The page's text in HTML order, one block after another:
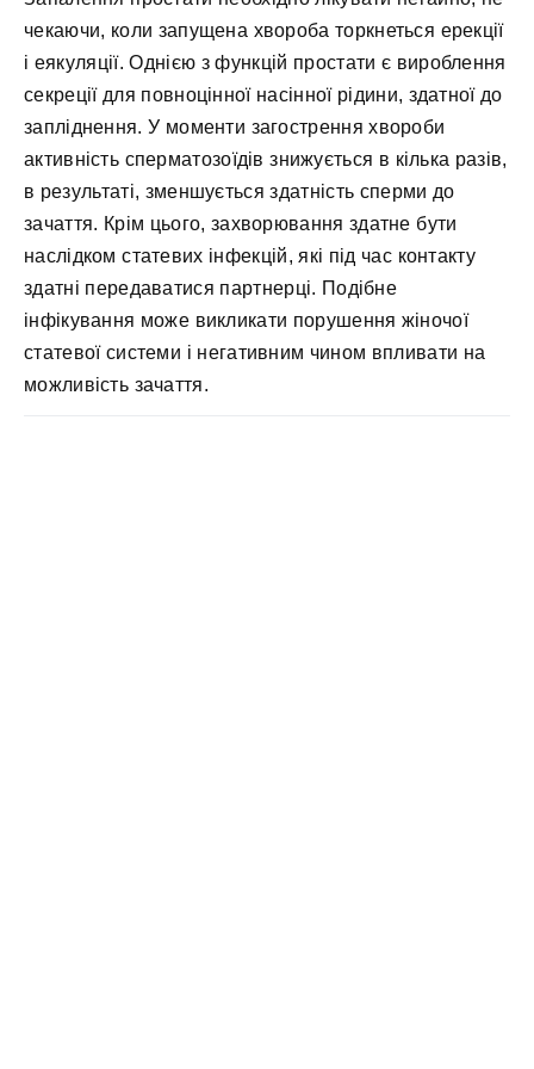
чекаючи, коли запущена хвороба торкнеться ерекції
і еякуляції. Однією з функцій простати є вироблення
секреції для повноцінної насінної рідини, здатної до
запліднення. У моменти загострення хвороби
активність сперматозоїдів знижується в кілька разів,
в результаті, зменшується здатність сперми до
зачаття. Крім цього, захворювання здатне бути
наслідком статевих інфекцій, які під час контакту
здатні передаватися партнерці. Подібне
інфікування може викликати порушення жіночої
статевої системи і негативним чином впливати на
можливість зачаття.